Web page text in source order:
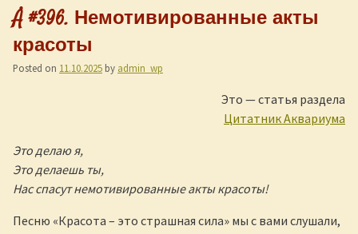
Å #396. Немотивированные акты
красоты
Posted on 11.10.2025 by admin_wp
Это — статья раздела
Цитатник Аквариума
Это делаю я,
Это делаешь ты,
Нас спасут немотивированные акты красоты!
Песню «Красота – это страшная сила» мы с вами слушали,